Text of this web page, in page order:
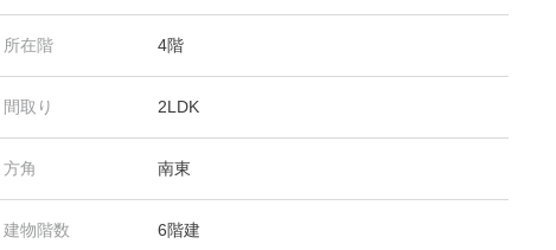
所在階 4階
間取り 2LDK
方角 南東
建物階数 6階建